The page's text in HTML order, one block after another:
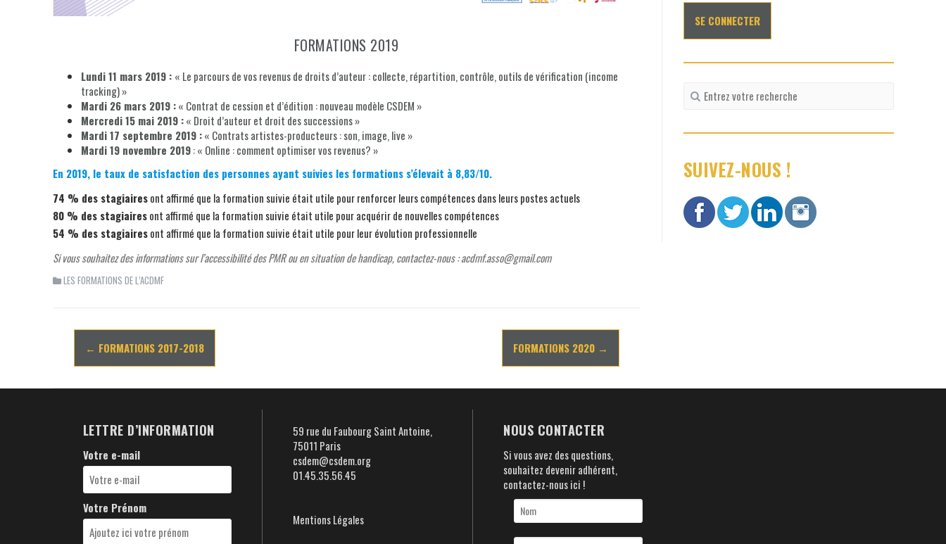
FORMATIONS 2019
Lundi 11 mars 2019 : « Le parcours de vos revenus de droits d’auteur : collecte, répartition, contrôle, outils de vérification (income
tracking) »
Mardi 26 mars 2019 :« Contrat de cession et d’édition : nouveau modèle CSDEM »
Mercredi 15 mai 2019 :« Droit d’auteur et droit des successions »
Mardi 17 septembre 2019 :« Contrats artistes-producteurs : son, image, live »
Mardi 19 novembre 2019 : « Online : comment optimiser vos revenus? »
En 2019, le taux de satisfaction des personnes ayant suivies les formations s’élevait à 8,83/10.
74 % des stagiairesont affirmé que la formation suivie était utile pour renforcer leurs compétences dans leurs postes actuels
80 % des stagiairesont affirmé que la formation suivie était utile pour acquérir de nouvelles compétences
54 % des stagiairesont affirmé que la formation suivie était utile pour leur évolution professionnelle
Si vous souhaitez des informations sur l’accessibilité des PMR ou en situation de handicap, contactez-nous : acdmf.asso@gmail.com
LES FORMATIONS DE L’ACDMF
Navigation
d'article
← FORMATIONS 2017-2018 FORMATIONS 2020 →
Recherche
pour
SUIVEZ-NOUS !
LETTRE D’INFORMATION
Votre e-mail
Votre Prénom
59 rue du Faubourg Saint Antoine,
75011 Paris
csdem@csdem.org
01.45.35.56.45
Mentions Légales
NOUS CONTACTER
Si vous avez des questions,
souhaitez devenir adhérent,
contactez-nous ici !